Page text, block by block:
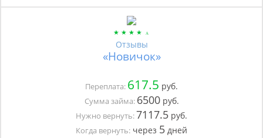
Отзывы
«Новичок»
Переплата: 617.5 руб.
Сумма займа: 6500руб.
Нужно вернуть:7117.5 руб.
Когда вернуть: через 5 дней